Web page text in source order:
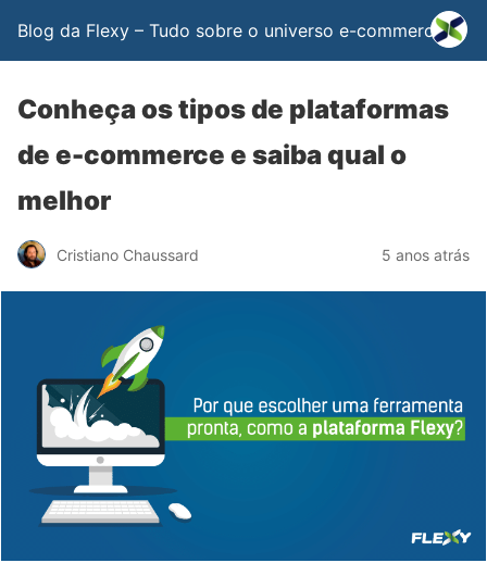
Blog da Flexy – Tudo sobre o universo e-commerce
Conheça os tipos de plataformas
de e-commerce e saiba qual o
melhor
Cristiano Chaussard 5 anos atrás